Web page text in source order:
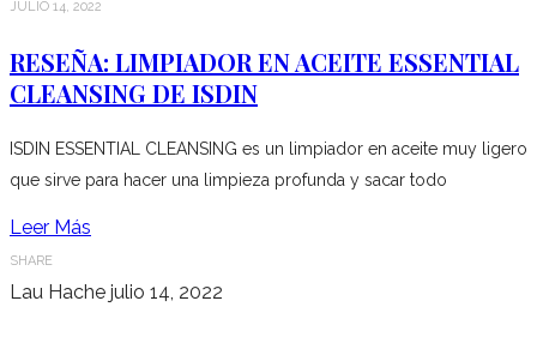
JULIO 14, 2022
RESEÑA: LIMPIADOR EN ACEITE ESSENTIAL
CLEANSING DE ISDIN
ISDIN ESSENTIAL CLEANSING es un limpiador en aceite muy ligero
que sirve para hacer una limpieza profunda y sacar todo
Leer Más
SHARE
Lau Hache julio 14, 2022